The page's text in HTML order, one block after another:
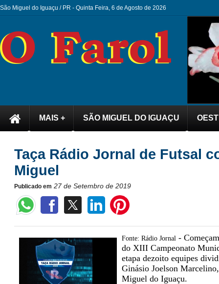
São Miguel do Iguaçu / PR - Quinta Feira, 6 de Agosto de 2026
MAIS + SÃO MIGUEL DO IGUAÇU
Taça Rádio Jornal de Futsal
Miguel
Publicado em 27 de Setembro de 2019
Fonte: Rádio Jornal -
do XIII Campeonato
etapa dezoito equipes
Ginásio Joelson
Miguel do Iguaçu.